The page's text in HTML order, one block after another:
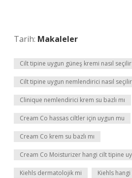
Tarih: Makaleler
Cilt tipine uygun güneş kremi nasıl seçilir
Cilt tipine uygun nemlendirici nasıl seçilir
Clinique nemlendirici krem su bazlı mı
Cream Co hassas ciltler için uygun mu
Cream Co krem su bazlı mı
Cream Co Moisturizer hangi cilt tipine
Kiehls dermatolojik mi Kiehls